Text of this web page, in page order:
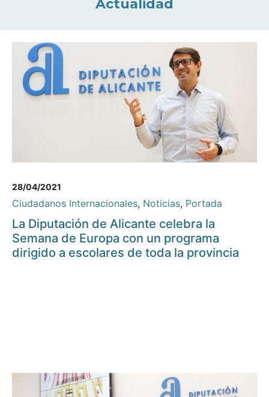
Actualidad
28/04/2021
Ciudadanos Internacionales, Noticias, Portada
La Diputación de Alicante celebra la
Semana de Europa con un programa
dirigido a escolares de toda la provincia